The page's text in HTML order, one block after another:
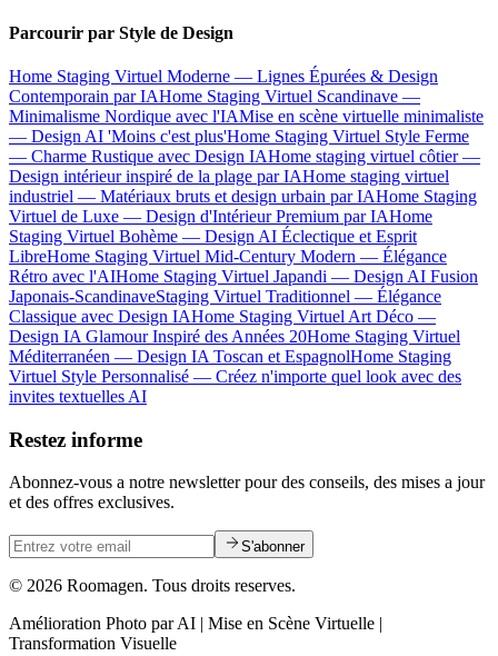
Parcourir par Style de Design
Home Staging Virtuel Moderne — Lignes Épurées & Design
Contemporain par IAHome Staging Virtuel Scandinave —
Minimalisme Nordique avec l'IAMise en scène virtuelle minimaliste
— Design AI 'Moins c'est plus'Home Staging Virtuel Style Ferme
— Charme Rustique avec Design IAHome staging virtuel côtier —
Design intérieur inspiré de la plage par IAHome staging virtuel
industriel — Matériaux bruts et design urbain par IAHome Staging
Virtuel de Luxe — Design d'Intérieur Premium par IAHome
Staging Virtuel Bohème — Design AI Éclectique et Esprit
LibreHome Staging Virtuel Mid-Century Modern — Élégance
Rétro avec l'AIHome Staging Virtuel Japandi — Design AI Fusion
Japonais-ScandinaveStaging Virtuel Traditionnel — Élégance
Classique avec Design IAHome Staging Virtuel Art Déco —
Design IA Glamour Inspiré des Années 20Home Staging Virtuel
Méditerranéen — Design IA Toscan et EspagnolHome Staging
Virtuel Style Personnalisé — Créez n'importe quel look avec des
invites textuelles AI
Restez informe
Abonnez-vous a notre newsletter pour des conseils, des mises a jour
et des offres exclusives.
S'abonner
© 2026 Roomagen. Tous droits reserves.
Amélioration Photo par AI | Mise en Scène Virtuelle |
Transformation Visuelle